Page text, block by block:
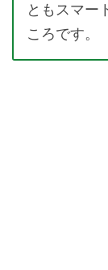
ともスマー
ころです。